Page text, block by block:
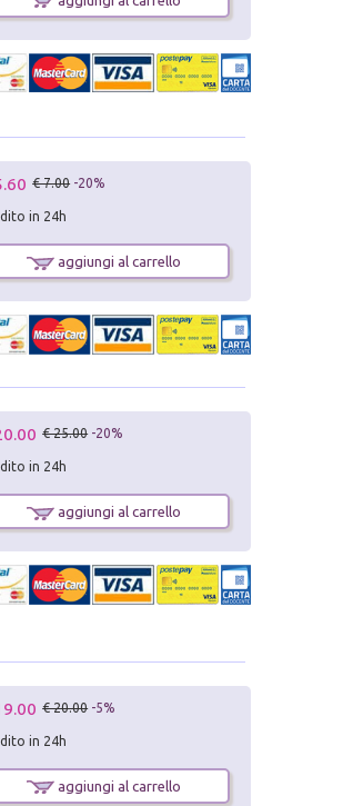
€ 7.00 -20%
in 24h
aggiungi al carrello
€ 25.00 -20%
in 24h
aggiungi al carrello
€ 20.00 -5%
in 24h
aggiungi al carrello